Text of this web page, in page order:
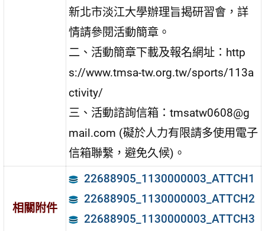
新北市淡江大學辦理旨揭研習會，詳
情請參閱活動簡章。
二、活動簡章下載及報名網址：http
s://www.tmsa-tw.org.tw/sports/113a
ctivity/
三、活動諮詢信箱：tmsatw0608@g
mail.com (礙於人力有限請多使用電子
信箱聯繫，避免久候)。
相關附件
22688905_1130000003_ATTCH1
22688905_1130000003_ATTCH2
22688905_1130000003_ATTCH3